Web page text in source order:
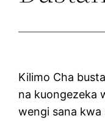
Kilimo Cha
na kuongezeka
wengi sana kwa